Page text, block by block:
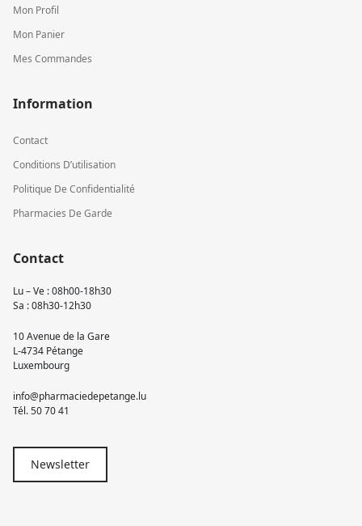
Mon Profil
Mon Panier
Mes Commandes
Information
Contact
Conditions D’utilisation
Politique De Confidentialité
Pharmacies De Garde
Contact
Lu – Ve : 08h00-18h30
Sa : 08h30-12h30
10 Avenue de la Gare
L-4734 Pétange
Luxembourg
info@pharmaciedepetange.lu
Tél.50 70 41
Newsletter